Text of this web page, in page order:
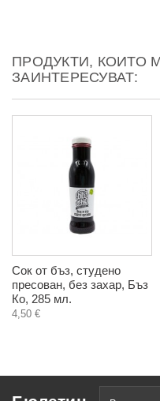
ПРОДУКТИ, КОИТО
ЗАИНТЕРЕСУВАТ:
Сок от бъз, студено
пресован, без захар, Бъз
Ко, 285 мл.
4,50 €